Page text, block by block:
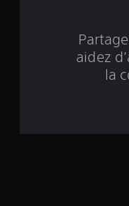
aidez
la